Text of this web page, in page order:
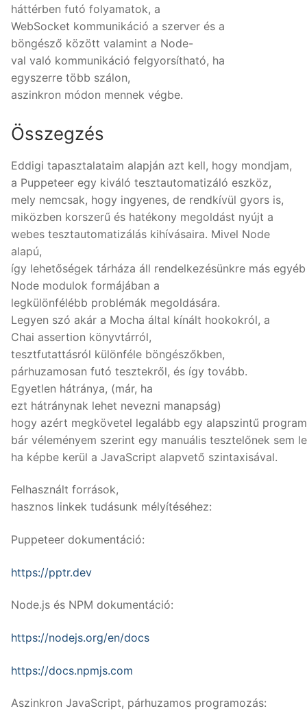
háttérben futó folyamatok, a
WebSocket kommunikáció a szerver és a
böngésző között valamint a Node-
val való kommunikáció felgyorsítható, ha
egyszerre több szálon,
aszinkron módon mennek végbe.
Összegzés
Eddigi tapasztalataim alapján azt kell, hogy mondjam,
a Puppeteer egy kiváló tesztautomatizáló eszköz,
mely nemcsak, hogy ingyenes, de rendkívül gyors is,
miközben korszerű és hatékony megoldást nyújt a
webes tesztautomatizálás kihívásaira. Mivel Node
alapú,
így lehetőségek tárháza áll rendelkezésünkre más egyéb
Node modulok formájában a
legkülönfélébb problémák megoldására.
Legyen szó akár a Mocha által kínált hookokról, a
Chai assertion könyvtárról,
tesztfutattásról különféle böngészőkben,
párhuzamosan futó tesztekről, és így tovább.
Egyetlen hátránya, (már, ha
ezt hátránynak lehet nevezni manapság)
hogy azért megkövetel legalább egy alapszintű
bár véleményem szerint egy manuális tesztelőnek sem
ha képbe kerül a JavaScript alapvető szintaxisával.
Felhasznált források,
hasznos linkek tudásunk mélyítéséhez:
Puppeteer dokumentáció:
https://pptr.dev
Node.js és NPM dokumentáció:
https://nodejs.org/en/docs
https://docs.npmjs.com
Aszinkron JavaScript, párhuzamos programozás: